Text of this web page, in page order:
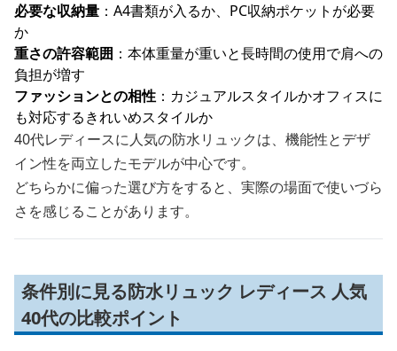
必要な収納量 ：A4書類が入るか、PC収納ポケットが必要
か
重さの許容範囲 ：本体重量が重いと長時間の使用で肩への
負担が増す
ファッションとの相性 ：カジュアルスタイルかオフィスに
も対応するきれいめスタイルか
40代レディースに人気の防水リュックは、機能性とデザ
イン性を両立したモデルが中心です。
どちらかに偏った選び方をすると、実際の場面で使いづら
さを感じることがあります。
条件別に見る防水リュック レディース 人気
40代の比較ポイント